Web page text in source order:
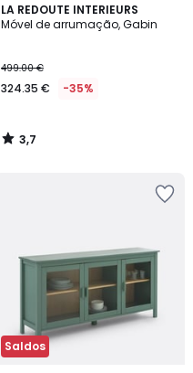
LA REDOUTE INTERIEURS
Móvel de arrumação, Gabin
499.00 €
324.35 € -35%
3,7
/ 5
3,7
/
Saldos